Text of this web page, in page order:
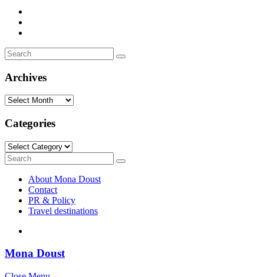
Search
for:
Search
Archives
Archives
Categories
Categories
Search
for:
Search
About Mona Doust
Contact
PR & Policy
Travel destinations
Mona Doust